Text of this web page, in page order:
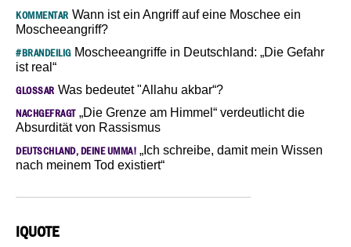
KOMMENTAR Wann ist ein Angriff auf eine Moschee ein
Moscheeangriff?
#BRANDEILIGMoscheeangriffe in Deutschland: „Die Gefahr
ist real“
GLOSSAR Was bedeutet "Allahu akbar“?
NACHGEFRAGT„Die Grenze am Himmel“ verdeutlicht die
Absurdität von Rassismus
DEUTSCHLAND, DEINE UMMA! „Ich schreibe, damit mein Wissen
nach meinem Tod existiert“
IQUOTE